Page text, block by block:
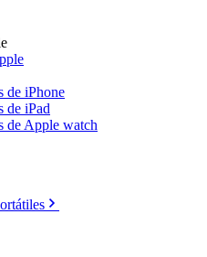
de iPhone
de iPad
de Apple watch